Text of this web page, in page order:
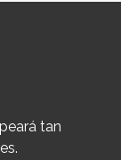
tan